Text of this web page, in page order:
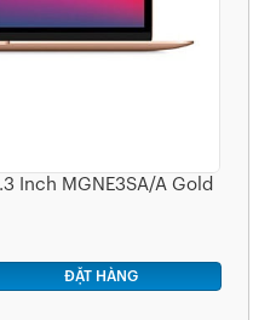
Inch MGNE3SA/A Gold
ĐẶT HÀNG